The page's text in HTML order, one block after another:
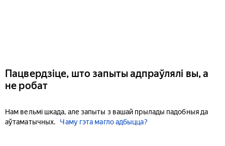
Пацвердзіце, што запыты адпраўлялі вы, а
не робат
Нам вельмі шкада, але запыты з вашай прылады падобныя да
аўтаматычных.
Чаму гэта магло адбыцца?